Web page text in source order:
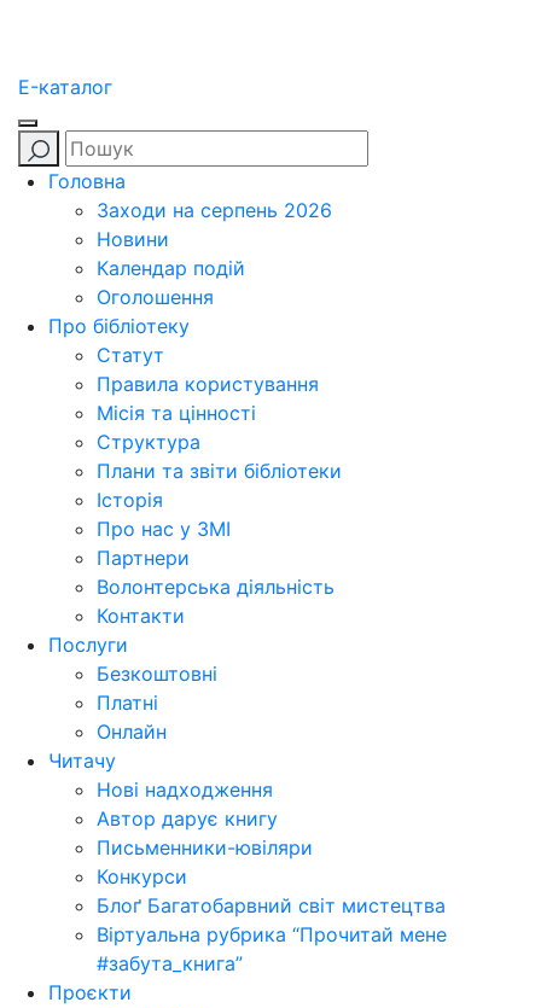
E-каталог
Головна
Заходи на серпень 2026
Новини
Календар подій
Оголошення
Про бібліотеку
Статут
Правила користування
Місія та цінності
Структура
Плани та звіти бібліотеки
Історія
Про нас у ЗМІ
Партнери
Волонтерська діяльність
Контакти
Послуги
Безкоштовні
Платні
Онлайн
Читачу
Нові надходження
Автор дарує книгу
Письменники-ювіляри
Конкурси
Блоґ Багатобарвний світ мистецтва
Віртуальна рубрика “Прочитай мене
#забута_книга”
Проєкти